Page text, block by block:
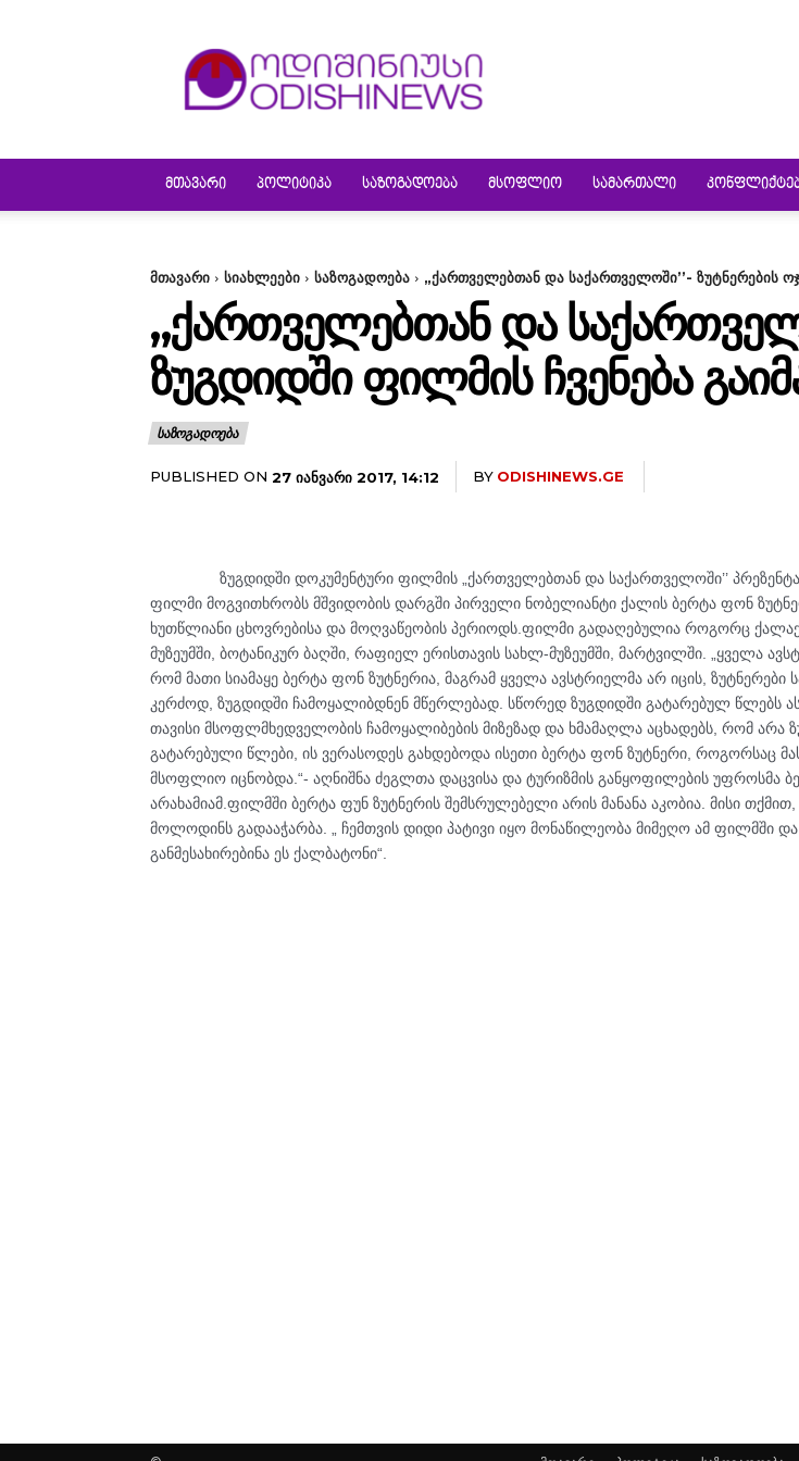
ᲛᲗᲐᲕᲐᲠᲘ ᲞᲝᲚᲘᲢᲘᲙᲐ ᲡᲐᲖᲝᲒᲐᲓᲝᲔᲑᲐ ᲛᲡᲝᲤᲚᲘᲝ ᲡᲐᲛᲐᲠᲗᲐᲚᲘ
მთავარი სიახლეები საზოგადოება „ქართველებთან და საქართველოში’’- ზუტნერების
„ᲥᲐᲠᲗᲕᲔᲚᲔᲑᲗᲐᲜ ᲓᲐ
ᲖᲣᲒᲓᲘᲓᲨᲘ ᲤᲘᲚᲛᲘᲡ ᲩᲕᲔᲜᲔᲑᲐ
ᲡᲐᲖᲝᲒᲐᲓᲝᲔᲑᲐ
PUBLISHED ON 27 ᲘᲐᲜᲕᲐᲠᲘ 2017, 14:12 BY ODISHINEWS.GE
ზუგდიდში დოკუმენტური ფილმის „ქართველებთან და საქართველოში’’
ფილმი მოგვითხრობს მშვიდობის დარგში პირველი ნობელიანტი ქალის ბერტა ფონ
ხუთწლიანი ცხოვრებისა და მოღვაწეობის პერიოდს.ფილმი გადაღებულია როგორც
მუზეუმში, ბოტანიკურ ბაღში, რაფიელ ერისთავის სახლ-მუზეუმში, მარტვილში.
„ყველა
რომ მათი სიამაყე ბერტა ფონ ზუტნერია, მაგრამ ყველა ავსტრიელმა არ იცის, ზუტნერები
კერძოდ, ზუგდიდში ჩამოყალიბდნენ მწერლებად. სწორედ ზუგდიდში გატარებულ წლებს
თავისი მსოფლმხედველობის ჩამოყალიბების მიზეზად და ხმამაღლა აცხადებს, რომ არა
გატარებული წლები, ის ვერასოდეს გახდებოდა ისეთი ბერტა ფონ ზუტნერი, როგორსაც
მსოფლიო იცნობდა.“- აღნიშნა ძეგლთა დაცვისა და ტურიზმის განყოფილების უფროსმა
არახამიამ.ფილმში ბერტა ფუნ ზუტნერის შემსრულებელი არის მანანა აკობია. მისი
მოლოდინს გადააჭარბა. „ ჩემთვის დიდი პატივი იყო მონაწილეობა მიმეღო ამ ფილმში და
განმესახირებინა ეს ქალბატონი“.